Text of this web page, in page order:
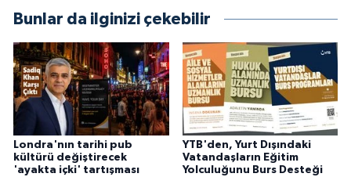
Bunlar da ilginizi çekebilir
Londra'nın tarihi pub
kültürü değiştirecek
'ayakta içki' tartışması
YTB'den, Yurt Dışındaki
Vatandaşların Eğitim
Yolculuğunu Burs Desteği